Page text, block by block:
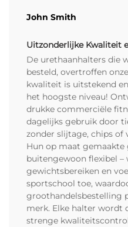
John Smith
Uitzonderlijke Kwaliteit
De urethaanhalters die
besteld, overtroffen
kwaliteit is uitstekend
het hoogste niveau!
drukke commerciële
dagelijks gebruik door
zonder slijtage, chips of
Hun op maat
buitengewoon flexibel –
gewichtsbereiken en
sportschool toe,
groothandelsbestelling
merk. Elke halter wordt
strenge